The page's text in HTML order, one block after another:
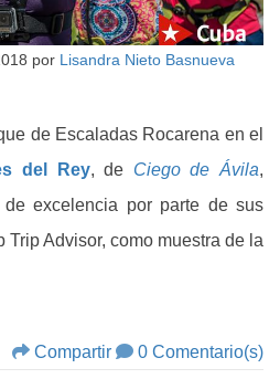
por Lisandra Nieto Basnueva
de Escaladas Rocarena en el
del Rey, de Ciego de Ávila,
excelencia por parte de sus
Advisor, como muestra de la
Compartir 0 Comentario(s)